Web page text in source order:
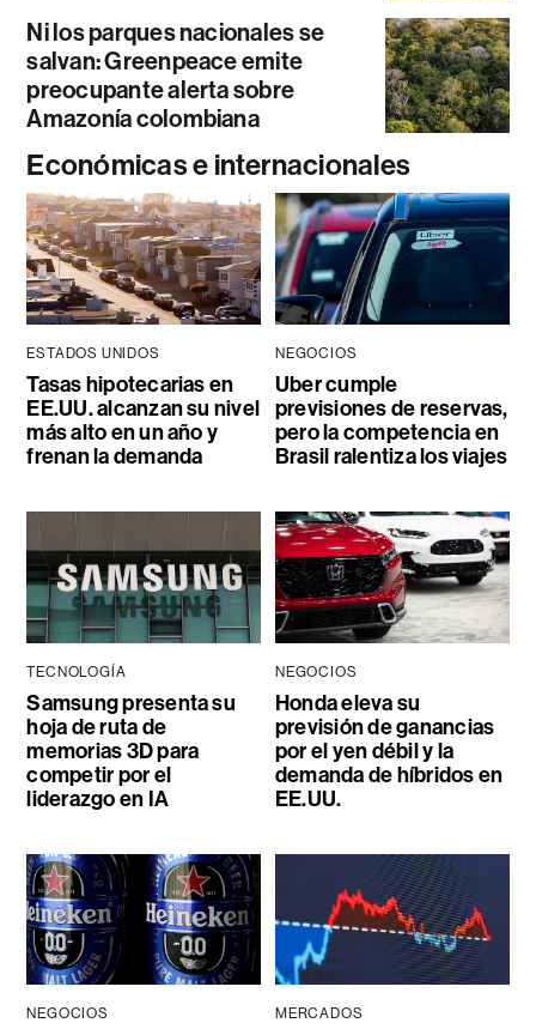
Ni los parques nacionales se
salvan: Greenpeace emite
preocupante alerta sobre
Amazonía colombiana
Económicas e internacionales
ESTADOS UNIDOS
Tasas hipotecarias en
EE.UU. alcanzan su nivel
más alto en un año y
frenan la demanda
NEGOCIOS
Uber cumple
previsiones de reservas,
pero la competencia en
Brasil ralentiza los viajes
TECNOLOGÍA
Samsung presenta su
hoja de ruta de
memorias 3D para
competir por el
liderazgo en IA
NEGOCIOS
Honda eleva su
previsión de ganancias
por el yen débil y la
demanda de híbridos en
EE.UU.
NEGOCIOS MERCADOS